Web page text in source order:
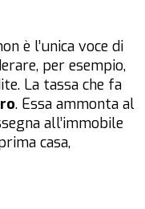
è l’unica voce di
per esempio,
La tassa che fa
. Essa ammonta al
all’immobile
casa,